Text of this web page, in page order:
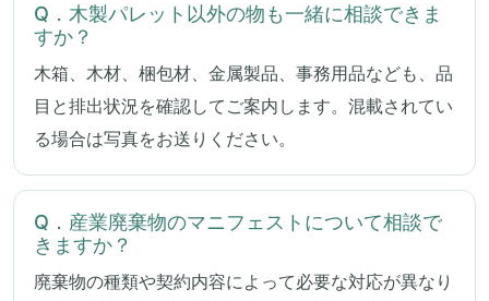
Q．木製パレット以外の物も一緒に相談できま
すか？
木箱、木材、梱包材、金属製品、事務用品なども、品
目と排出状況を確認してご案内します。混載されてい
る場合は写真をお送りください。
Q．産業廃棄物のマニフェストについて相談で
きますか？
廃棄物の種類や契約内容によって必要な対応が異なり